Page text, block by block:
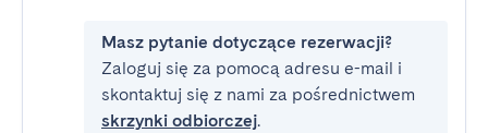
Masz pytanie dotyczące rezerwacji?
Zaloguj się za pomocą adresu e-mail i
skontaktuj się z nami za pośrednictwem
skrzynki odbiorczej.